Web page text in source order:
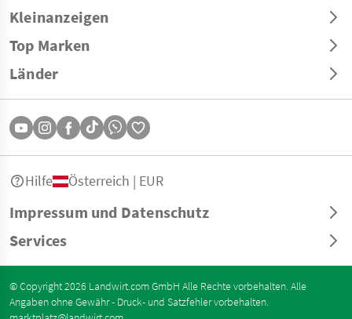
Kleinanzeigen
Top Marken
Länder
Impressum und Datenschutz
Services
Hilfe Österreich | EUR
© Copyright 2026 Landwirt.com GmbH Alle Rechte vorbehalten. Alle
Angaben ohne Gewähr - Druck- und Satzfehler vorbehalten.